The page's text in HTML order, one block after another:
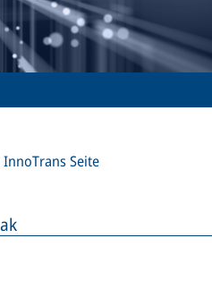
Seite